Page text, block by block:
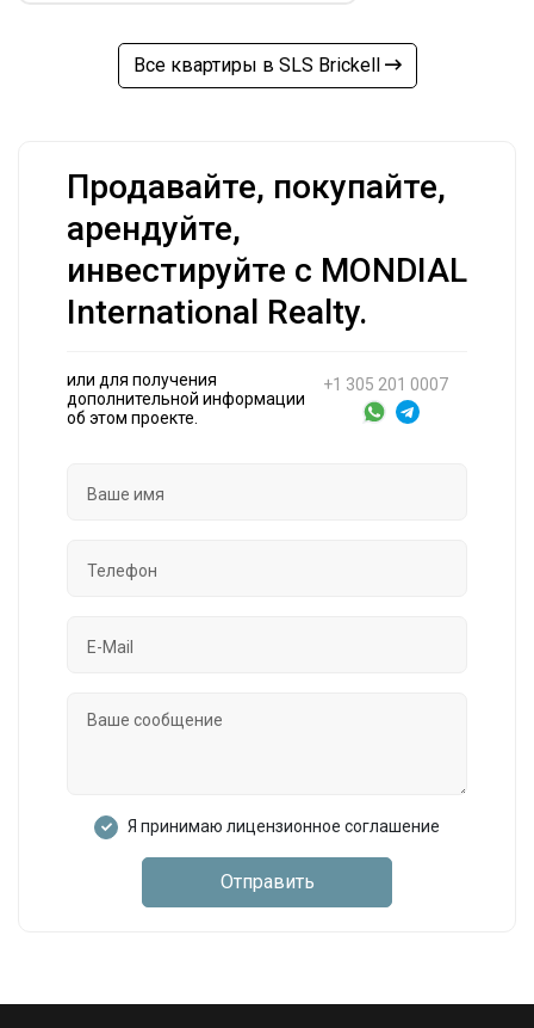
Все квартиры в SLS Brickell
Продавайте, покупайте,
арендуйте,
инвестируйте с MONDIAL
International Realty.
или для получения
дополнительной информации
об этом проекте.
+1 305 201 0007
Я принимаю лицензионное соглашение
Отправить